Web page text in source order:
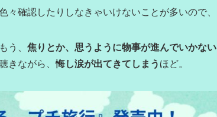
確認したりしなきゃいけないことが多いので、
う、 焦りとか、思うように物事が進んでいかない
きながら、悔し涙が出てきてしまう ほど。